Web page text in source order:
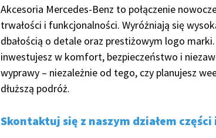
Akcesoria Mercedes-Benz to połączenie
trwałości i funkcjonalności. Wyróżniają się
dbałością o detale oraz prestiżowym logo
inwestujesz w komfort, bezpieczeństwo i
wyprawy – niezależnie od tego, czy planujesz
dłuższą podróż.
Skontaktuj się z naszym działem